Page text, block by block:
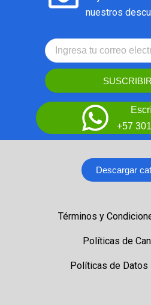
nuestros
+57
Descargar
Términos y
Políticas de
Políticas de